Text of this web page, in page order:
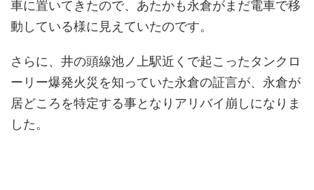
車に置いてきたので、あたかも永倉がまだ電車で移
動している様に見えていたのです。
さらに、井の頭線池ノ上駅近くで起こったタンクロ
ーリー爆発火災を知っていた永倉の証言が、永倉が
居どころを特定する事となりアリバイ崩しになりま
した。